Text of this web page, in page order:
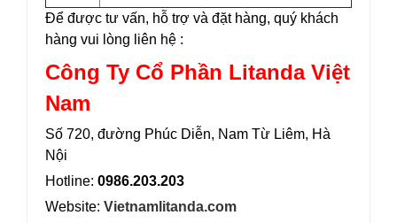
Để được tư vấn, hỗ trợ và đặt hàng, quý khách
hàng vui lòng liên hệ :
Công Ty Cổ Phần Litanda Việt
Nam
Số 720, đường Phúc Diễn, Nam Từ Liêm, Hà
Nội
Hotline: 0986.203.203
Website: Vietnamlitanda.com